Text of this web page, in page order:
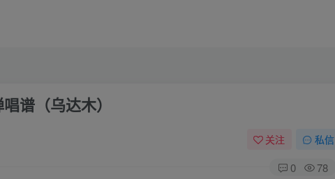
谱（乌达木）
关注 私信
0 78